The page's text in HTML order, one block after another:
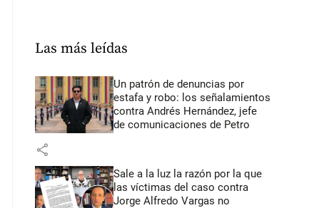
Las más leídas
Un patrón de denuncias por
estafa y robo: los señalamientos
contra Andrés Hernández, jefe
de comunicaciones de Petro
share
Sale a la luz la razón por la que
las víctimas del caso contra
Jorge Alfredo Vargas no